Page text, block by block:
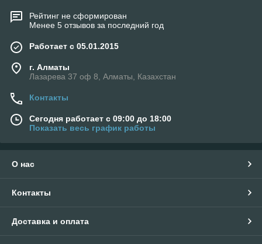
Рейтинг не сформирован
Менее 5 отзывов за последний год
Работает с 05.01.2015
г. Алматы
Лазарева 37 оф 8, Алматы, Казахстан
Контакты
Сегодня работает с 09:00 до 18:00
Показать весь график работы
О нас
Контакты
Доставка и оплата